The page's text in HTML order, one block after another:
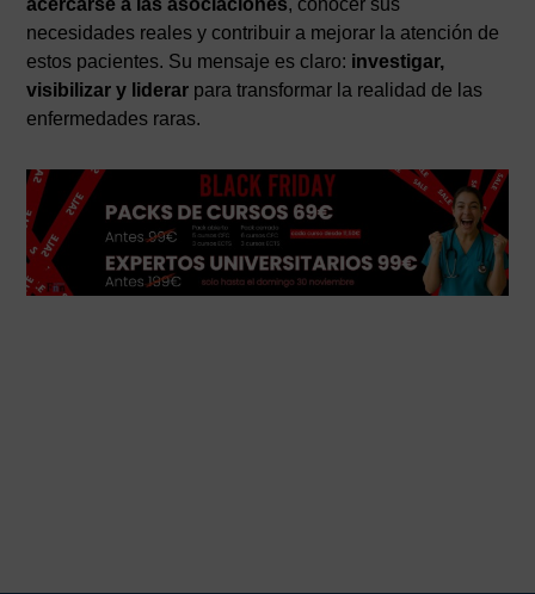
necesidades reales y contribuir a mejorar la atención de
estos pacientes. Su mensaje es claro: investigar,
visibilizar y liderar para transformar la realidad de las
enfermedades raras.